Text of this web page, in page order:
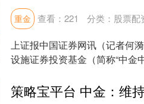
重金 查看： 221 分类： 股票配
上证报中国证券网讯（记者何
设施证券投资基金（简称“中金